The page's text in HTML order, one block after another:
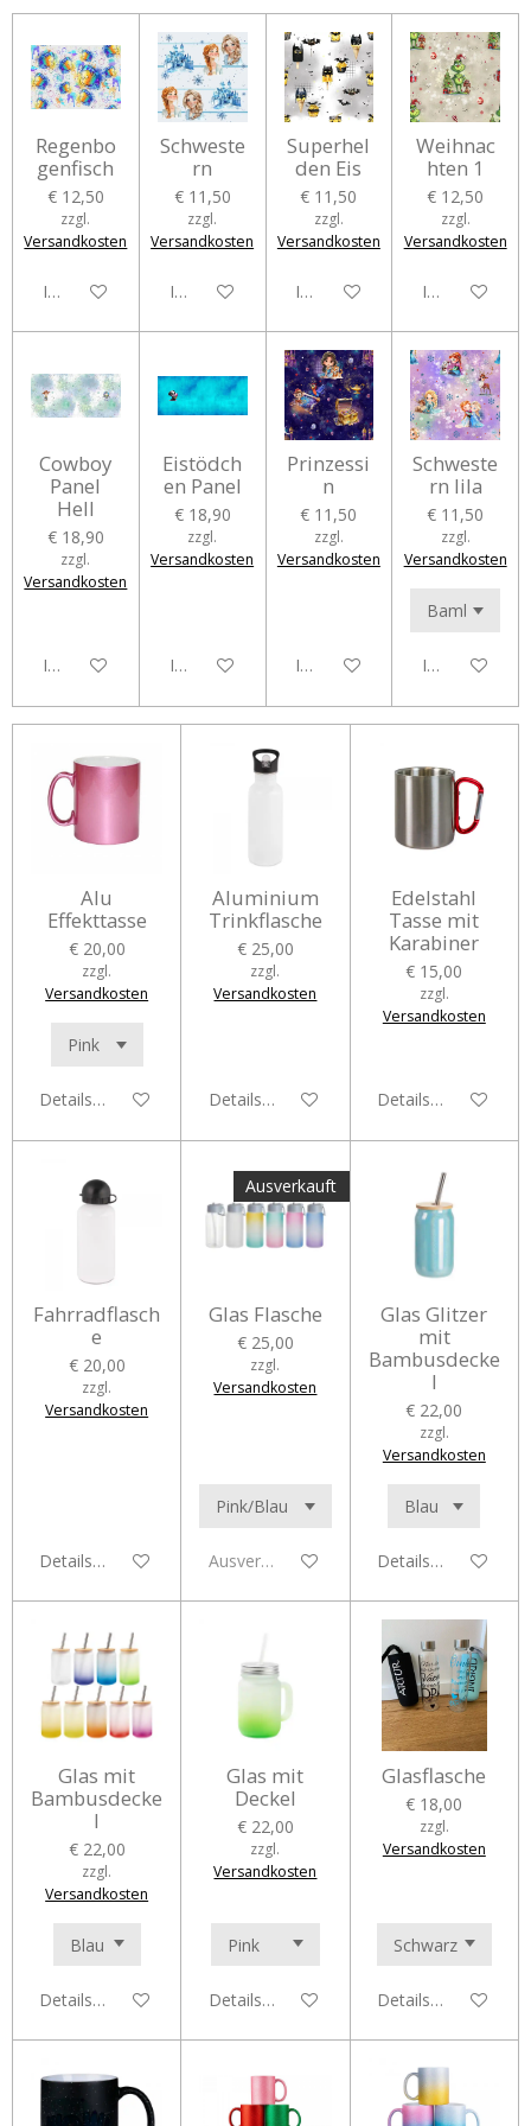
Regenbo
genfisch
€ 12,50
zzgl.
Versandkosten
In den Warenkorb
Schweste
rn
€ 11,50
zzgl.
Versandkosten
In den Warenkorb
Superhel
den Eis
€ 11,50
zzgl.
Versandkosten
In den Warenkorb
Weihnac
hten 1
€ 12,50
zzgl.
Versandkosten
In den
Cowboy
Panel
Hell
€ 18,90
zzgl.
Versandkosten
In den Warenkorb
Eistödch
en Panel
€ 18,90
zzgl.
Versandkosten
In den Warenkorb
Prinzessi
n
€ 11,50
zzgl.
Versandkosten
In den Warenkorb
Schweste
rn lila
€ 11,50
zzgl.
Versandkosten
In den
Alu
Effekttasse
€ 20,00
zzgl.
Versandkosten
Details anzeigen
Aluminium
Trinkflasche
€ 25,00
zzgl.
Versandkosten
Details anzeigen
Edelstahl
Tasse mit
Karabiner
€ 15,00
zzgl.
Versandkosten
Details anzeigen
Fahrradflasch
e
€ 20,00
zzgl.
Versandkosten
Details anzeigen
Ausverkauft
Glas Flasche
€ 25,00
zzgl.
Versandkosten
Ausverkauft
Glas Glitzer
mit
Bambusdecke
l
€ 22,00
zzgl.
Versandkosten
Details anzeigen
Glas mit
Bambusdecke
l
€ 22,00
zzgl.
Versandkosten
Details anzeigen
Glas mit
Deckel
€ 22,00
zzgl.
Versandkosten
Details anzeigen
Glasflasche
€ 18,00
zzgl.
Versandkosten
Details anzeigen